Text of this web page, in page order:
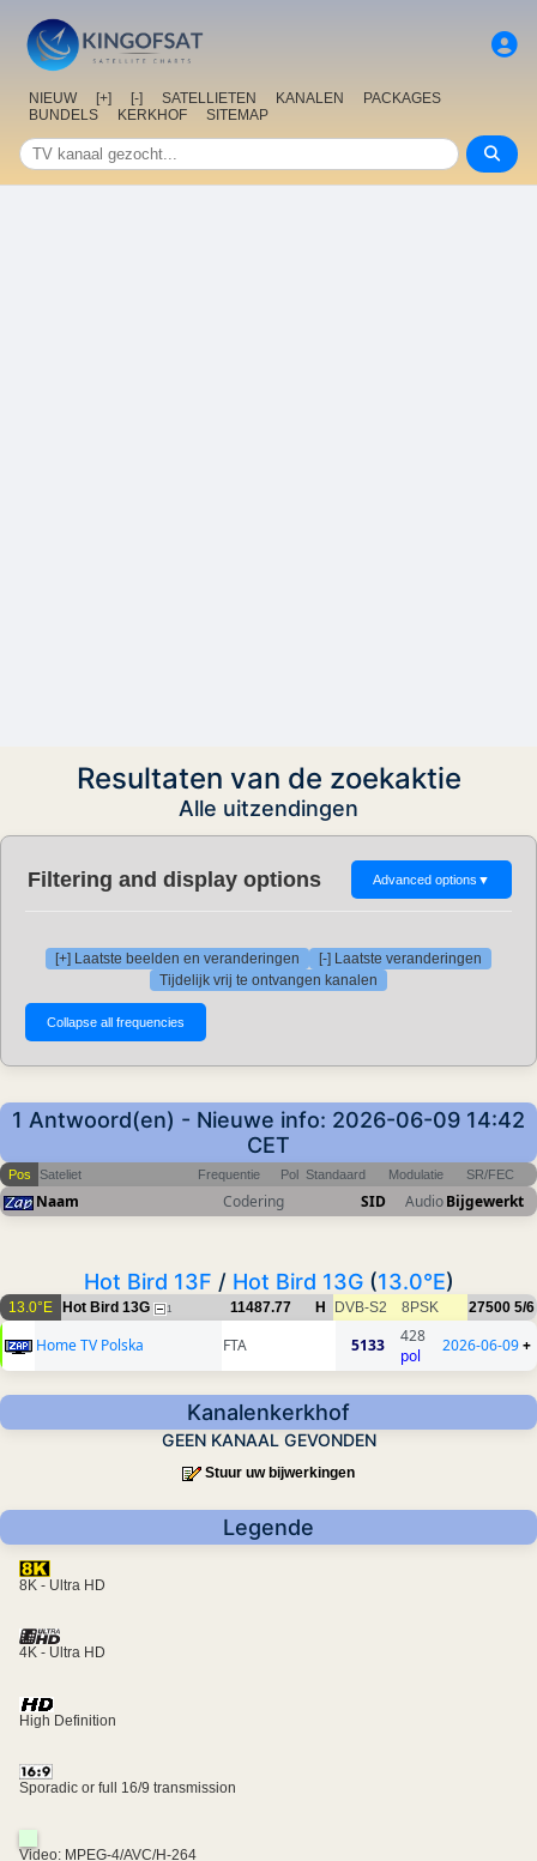
NIEUW [+] [-] SATELLIETEN KANALEN
PACKAGES
BUNDELS
KERKHOF SITEMAP
Resultaten van de zoekaktie
Alle uitzendingen
Filtering and display options Advanced options ▼
[+] Laatste beelden en veranderingen
[-] Laatste veranderingen
Tijdelijk vrij te ontvangen kanalen
1 Antwoord(en) - Nieuwe info: 2026-06-09 14:42
CET
Pos Sateliet Frequentie Pol Standaard Modulatie SR/FEC
Naam Codering SID AudioBijgewerkt
Hot Bird 13F / Hot Bird 13G(13.0°E)
13.0°E Hot Bird 13G 1 11487.77 H DVB-S2 8PSK 27500 5/6
Home TV Polska FTA 5133
428
pol
2026-06-09+
Kanalenkerkhof
GEEN KANAAL GEVONDEN
Stuur uw bijwerkingen
Legende
8K - Ultra HD
4K - Ultra HD
High Definition
Sporadic or full 16/9 transmission
Video: MPEG-4/AVC/H-264